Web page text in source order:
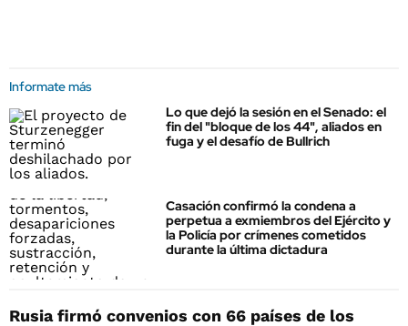
Informate más
Lo que dejó la sesión en el Senado: el
fin del "bloque de los 44", aliados en
fuga y el desafío de Bullrich
Casación confirmó la condena a
perpetua a exmiembros del Ejército y
la Policía por crímenes cometidos
durante la última dictadura
Rusia firmó convenios con 66 países de los